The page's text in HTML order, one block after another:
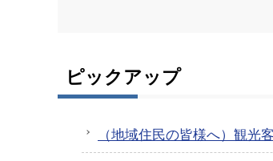
ピックアップ
（地域住民の皆様へ）観